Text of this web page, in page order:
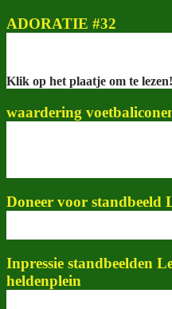
ADORATIE #32
Klik op het plaatje om te lezen!
waardering
Doneer voor standbeeld
Inpressie standbeelden
heldenplein